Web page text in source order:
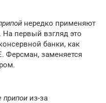
нередко применяют
На первый взгляд это
банки, как
Ферсман, заменяется
припои из-за